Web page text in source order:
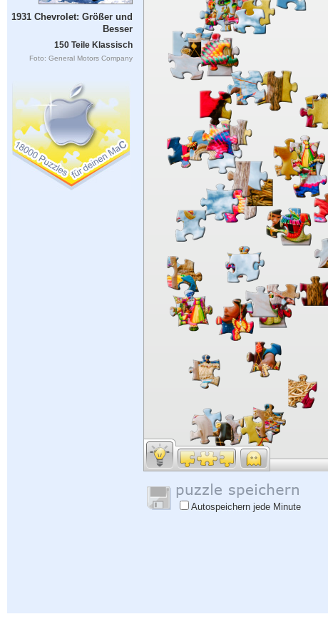
1931 Chevrolet: Größer und
Besser
150 Teile Klassisch
Foto: General Motors Company
Autospeichern jede Minute